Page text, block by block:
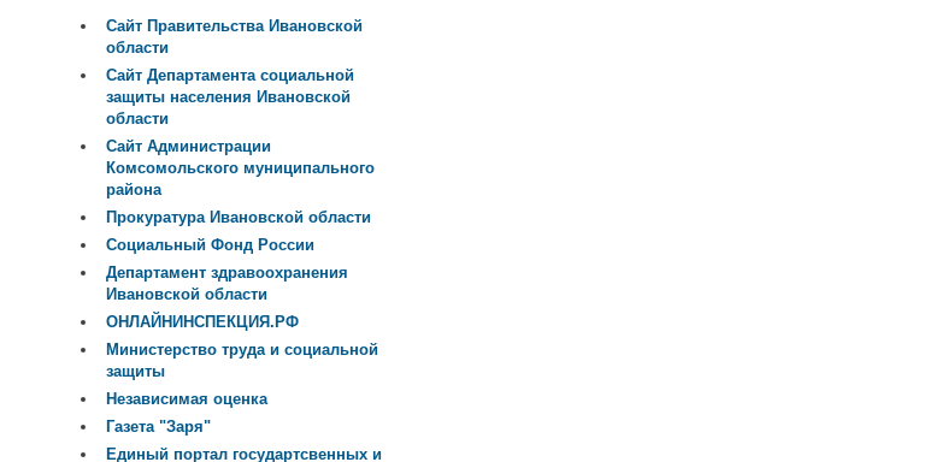
Сайт Правительства Ивановской
области
Сайт Департамента социальной
защиты населения Ивановской
области
Сайт Администрации
Комсомольского муниципального
района
Прокуратура Ивановской области
Социальный Фонд России
Департамент здравоохранения
Ивановской области
ОНЛАЙНИНСПЕКЦИЯ.РФ
Министерство труда и социальной
защиты
Независимая оценка
Газета "Заря"
Единый портал государтсвенных и